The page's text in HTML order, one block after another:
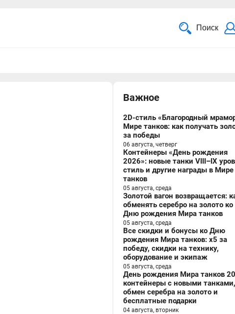
Поиск
Важное
2D-стиль «Благородный
Мире танков: как получать
за победы
06 августа, четверг
Контейнеры «День рождения
2026»: новые танки VIII–IX
стиль и другие награды в Мире
танков
05 августа, среда
Золотой вагон возвращается:
обменять серебро на золото ко
Дню рождения Мира танков
05 августа, среда
Все скидки и бонусы ко Дню
рождения Мира танков: x5 за
победу, скидки на технику,
оборудование и экипаж
05 августа, среда
День рождения Мира танков
контейнеры с новыми танками,
обмен серебра на золото и
бесплатные подарки
04 августа, вторник